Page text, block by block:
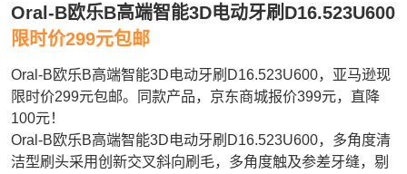
Oral-B欧乐B高端智能3D电动牙刷D16.523U600
限时价299元包邮
Oral-B欧乐B高端智能3D电动牙刷D16.523U600，亚马逊现
限时价299元包邮。同款产品，京东商城报价399元，直降
100元！
Oral-B欧乐B高端智能3D电动牙刷D16.523U600，多角度清
洁型刷头采用创新交叉斜向刷毛，多角度触及参差牙缝，剔